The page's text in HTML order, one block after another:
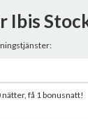
Ibis
nätter, få 1 bonusnatt!